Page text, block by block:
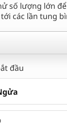
số lượng lớn
các lần tung
đầu